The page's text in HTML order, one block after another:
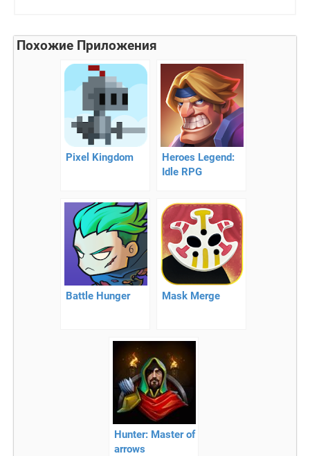
Похожие Приложения
Pixel Kingdom
Heroes Legend:
Idle RPG
Battle Hunger Mask Merge
Hunter: Master of
arrows